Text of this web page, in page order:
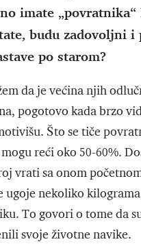
imate
budu zadovoljni i
po starom?
da je većina njih
pogotovo kada brzo
Što se tiče
reći oko 50-60%.
vrati sa onom
ugoje nekoliko
To govori o tome da
svoje životne navike.